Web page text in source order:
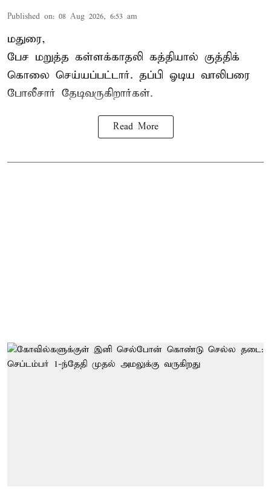
Published on: 08 Aug 2026, 6:53 am
மதுரை,
பேச மறுத்த கள்ளக்காதலி கத்தியால் குத்திக்
கொலை செய்யப்பட்டார். தப்பி ஓடிய வாலிபரை
போலீசார் தேடிவருகிறார்கள்.
Read More